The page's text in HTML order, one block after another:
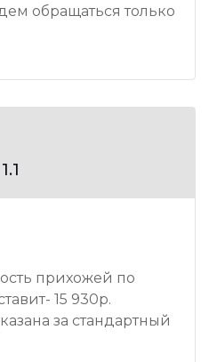
обращаться только
прихожей по
15 930р.
за стандартный